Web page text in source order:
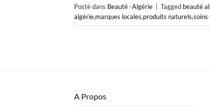
Posté dans Beauté -Algérie Tagged beauté
algérie,marques locales,produits naturels,soins
A Propos